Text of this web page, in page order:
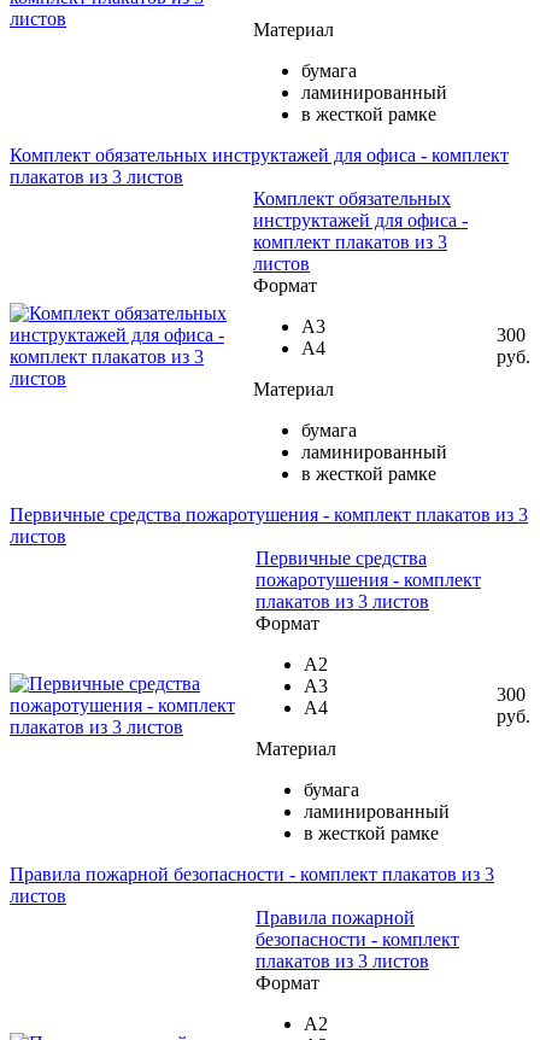
Материал
бумага
ламинированный
в жесткой рамке
Комплект обязательных инструктажей для офиса - комплект
плакатов из 3 листов
Комплект обязательных
инструктажей для офиса -
комплект плакатов из 3
листов
Формат
А3
А4
Материал
бумага
ламинированный
в жесткой рамке
300
руб.
Первичные средства пожаротушения - комплект плакатов из 3
листов
Первичные средства
пожаротушения - комплект
плакатов из 3 листов
Формат
А2
А3
А4
Материал
бумага
ламинированный
в жесткой рамке
300
руб.
Правила пожарной безопасности - комплект плакатов из 3
листов
Правила пожарной
безопасности - комплект
плакатов из 3 листов
Формат
А2